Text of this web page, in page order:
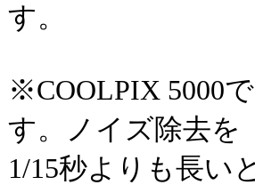
す。
※COOLPIX 5000
す。ノイズ除去を
1/15秒よりも長い